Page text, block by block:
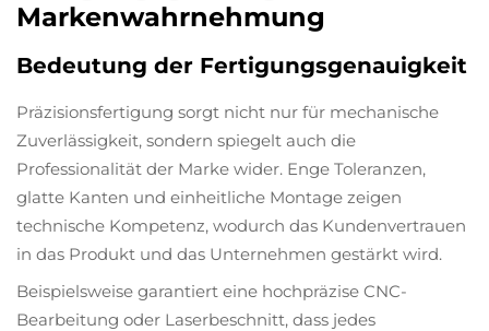
Markenwahrnehmung
Bedeutung der Fertigungsgenauigkeit
Präzisionsfertigung sorgt nicht nur für mechanische
Zuverlässigkeit, sondern spiegelt auch die
Professionalität der Marke wider. Enge Toleranzen,
glatte Kanten und einheitliche Montage zeigen
technische Kompetenz, wodurch das Kundenvertrauen
in das Produkt und das Unternehmen gestärkt wird.
Beispielsweise garantiert eine hochpräzise CNC-
Bearbeitung oder Laserbeschnitt, dass jedes